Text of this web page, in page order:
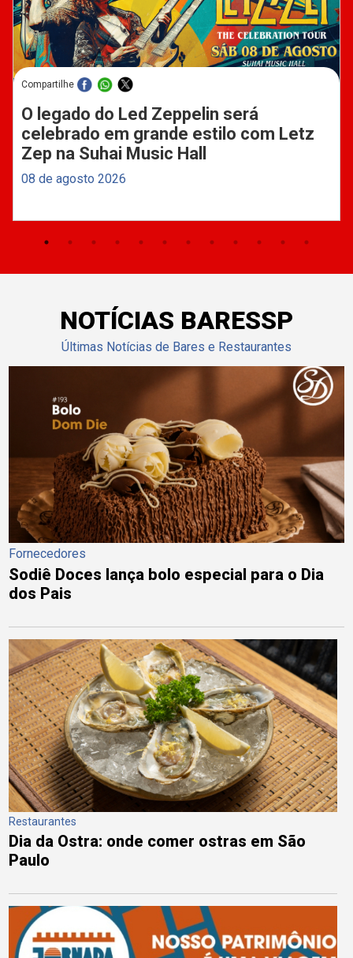
Compartilhe
O legado do Led Zeppelin será
celebrado em grande estilo com Letz
Zep na Suhai Music Hall
08 de agosto 2026
NOTÍCIAS BARESSP
Últimas Notícias de Bares e Restaurantes
Fornecedores
Sodiê Doces lança bolo especial para o Dia
dos Pais
Restaurantes
Dia da Ostra: onde comer ostras em São
Paulo